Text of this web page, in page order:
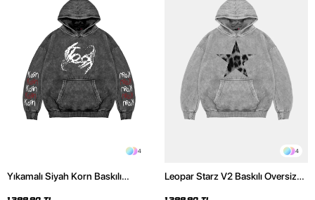
4
Yıkamalı Siyah Korn Baskılı
4
Leopar Starz V2 Baskılı Oversize